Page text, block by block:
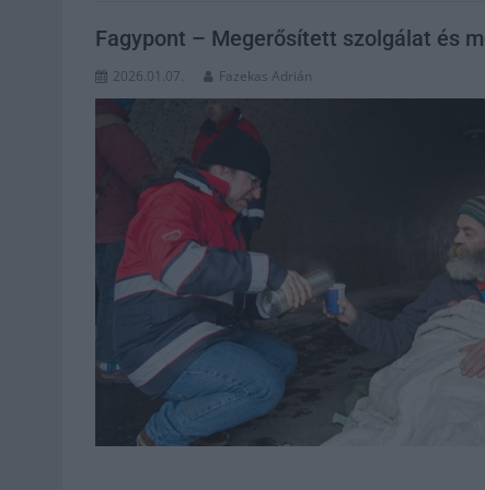
Fagypont – Megerősített szolgálat és
2026.01.07. Fazekas Adrián